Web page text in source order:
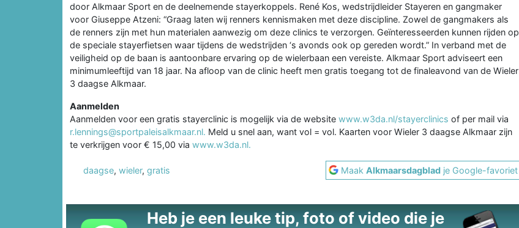
door Alkmaar Sport en de deelnemende stayerkoppels. René Kos, wedstrijdleider Stayeren en gangmaker
voor Giuseppe Atzeni: “Graag laten wij renners kennismaken met deze discipline. Zowel de gangmakers als
de renners zijn met hun materialen aanwezig om deze clinics te verzorgen. Geïnteresseerden kunnen rijden op
de speciale stayerfietsen waar tijdens de wedstrijden ‘s avonds ook op gereden wordt.” In verband met de
veiligheid op de baan is aantoonbare ervaring op de wielerbaan een vereiste. Alkmaar Sport adviseert een
minimumleeftijd van 18 jaar. Na afloop van de clinic heeft men gratis toegang tot de finaleavond van de Wieler
3 daagse Alkmaar.
Aanmelden
Aanmelden voor een gratis stayerclinic is mogelijk via de website www.w3da.nl/stayerclinics of per mail via
r.lennings@sportpaleisalkmaar.nl. Meld u snel aan, want vol = vol. Kaarten voor Wieler 3 daagse Alkmaar zijn
te verkrijgen voor € 15,00 via www.w3da.nl.
daagse, wieler, gratis MaakAlkmaarsdagblad je Google-favoriet
Heb je een leuke tip, foto of video die je